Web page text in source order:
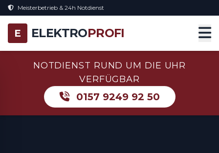
Meisterbetrieb & 24h Notdienst
E ELEKTROPROFI
NOTDIENST RUND UM DIE UHR
VERFÜGBAR
0157 9249 92 50